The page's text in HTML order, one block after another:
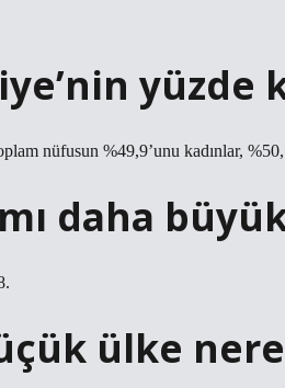
yüzde
nüfusun %49,9’unu kadınlar,
daha
ülke